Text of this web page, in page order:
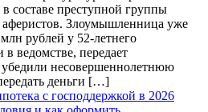
составе преступной группы
аферистов. Злоумышленница уже
рублей у 52-летнего
в ведомстве, передает
несовершеннолетнюю
деньги […]
с господдержкой в 2026